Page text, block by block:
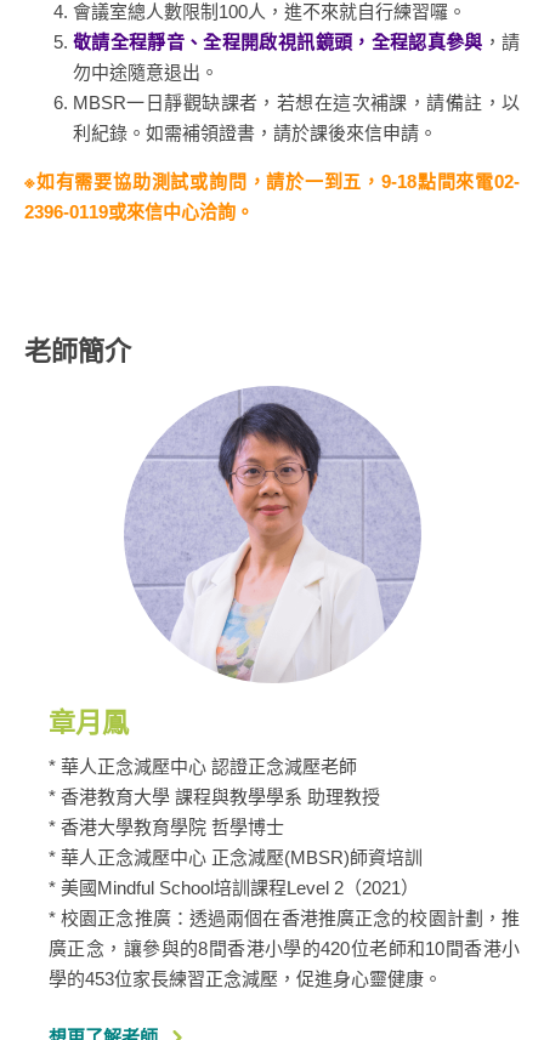
會議室總人數限制100人，進不來就自行練習囉。
敬請全程靜音、全程開啟視訊鏡頭，全程認真參與 ，請
勿中途隨意退出。
MBSR一日靜觀缺課者，若想在這次補課，請備註，以
利紀錄。如需補領證書，請於課後來信申請。
※如有需要協助測試或詢問，請於一到五，9-18點間來電02-
2396-0119或來信中心洽詢。
老師簡介
章月鳳
* 華人正念減壓中心 認證正念減壓老師
* ​香港教育大學 課程與教學學系 助理教授
* 香港大學教育學院 哲學博士
* 華人正念減壓中心 正念減壓(MBSR)師資培訓
* 美國Mindful School培訓課程Level 2（2021）
* 校園正念推廣：透過兩個在香港推廣正念的校園計劃，推
廣正念，讓參與的8間香港小學的420位老師和10間香港小
學的453位家長練習正念減壓，促進身心靈健康。